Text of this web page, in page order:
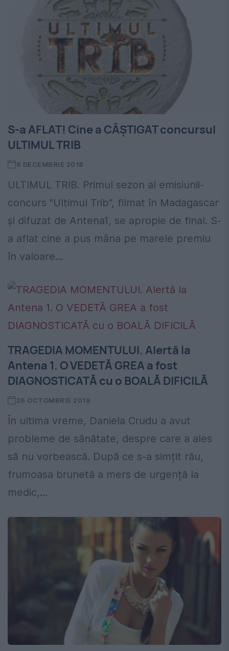
S-a AFLAT! Cine a CÂȘTIGAT concursul
ULTIMUL TRIB
6 DECEMBRIE 2018
ULTIMUL TRIB. Primul sezon al emisiunii-
concurs "Ultimul Trib", filmat în Madagascar
şi difuzat de Antena1, se apropie de final. S-
a aflat cine a pus mâna pe marele premiu
în valoare...
TRAGEDIA MOMENTULUI. Alertă la
Antena 1. O VEDETĂ GREA a fost
DIAGNOSTICATĂ cu o BOALĂ DIFICILĂ
26 OCTOMBRIE 2018
În ultima vreme, Daniela Crudu a avut
probleme de sănătate, despre care a ales
să nu vorbească. După ce s-a simțit rău,
frumoasa brunetă a mers de urgență la
medic,...